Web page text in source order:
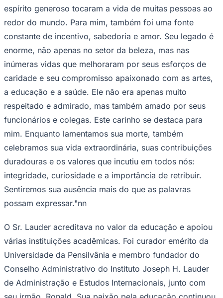
Vasco
espírito generoso tocaram a vida de muitas pessoas ao
redor do mundo. Para mim, também foi uma fonte
constante de incentivo, sabedoria e amor. Seu legado é
enorme, não apenas no setor da beleza, mas nas
inúmeras vidas que melhoraram por seus esforços de
caridade e seu compromisso apaixonado com as artes,
a educação e a saúde. Ele não era apenas muito
respeitado e admirado, mas também amado por seus
funcionários e colegas. Este carinho se destaca para
mim. Enquanto lamentamos sua morte, também
celebramos sua vida extraordinária, suas contribuições
duradouras e os valores que incutiu em todos nós:
integridade, curiosidade e a importância de retribuir.
Sentiremos sua ausência mais do que as palavras
possam expressar."nn
O Sr. Lauder acreditava no valor da educação e apoiou
várias instituições acadêmicas. Foi curador emérito da
Universidade da Pensilvânia e membro fundador do
Conselho Administrativo do Instituto Joseph H. Lauder
de Administração e Estudos Internacionais, junto com